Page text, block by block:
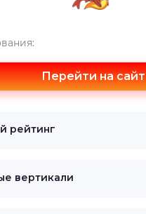
Перейти на сайт
рейтинг
вертикали